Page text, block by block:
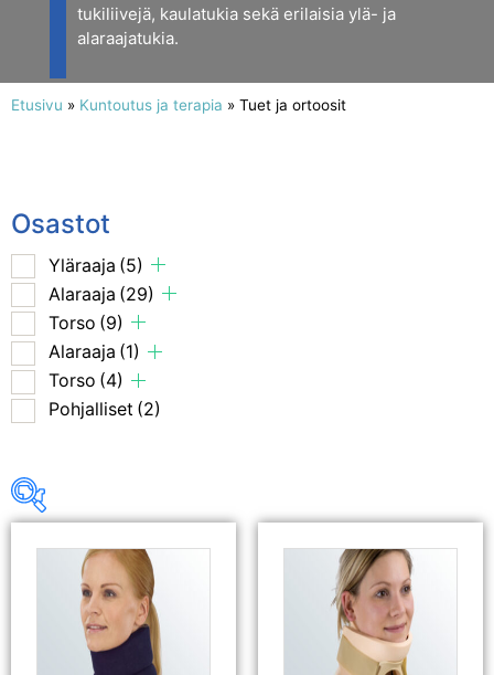
tukiliivejä, kaulatukia sekä erilaisia ylä- ja
alaraajatukia.
Etusivu » Kuntoutus ja terapia » Tuet ja ortoosit
Osastot
Yläraaja (5)
Alaraaja (29)
Torso (9)
Alaraaja (1)
Torso (4)
Pohjalliset (2)
Osastot
Yläraaja(5)
Alaraaja
(29)